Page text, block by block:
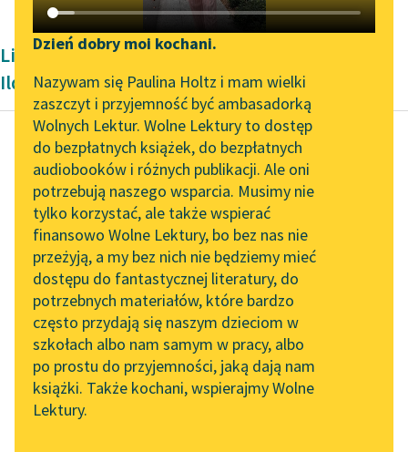
Katalog DAISY
Podkasty o książkach
Zgłoś brak utworu
Aktualności
„Prokurator Alicja Horn”
do słuchania
Byliśmy częścią AI Impact
Lab
Zapraszamy na spotkanie
online z tłumaczkami
literatury skandynawskiej
Spotkanie z Katarzyną
Tunkiel w Oslo
102. lata temu zmarł
Joseph Conrad
Narzędzia
Mapa Wolnych Lektur
Leśmianator
Przewodnik dla piszących i
czytających
API
OAI-PMH
Widget Wolnych Lektur
Przypisy
Dzień dobry moi kochani.
Nazywam się Paulina Holtz i mam wielki
zaszczyt i przyjemność być ambasadorką
Wolnych Lektur. Wolne Lektury to dostęp
do bezpłatnych książek, do bezpłatnych
audiobooków i różnych publikacji. Ale oni
potrzebują naszego wsparcia. Musimy nie
tylko korzystać, ale także wspierać
finansowo Wolne Lektury, bo bez nas nie
przeżyją, a my bez nich nie będziemy mieć
dostępu do fantastycznej literatury, do
potrzebnych materiałów, które bardzo
często przydają się naszym dzieciom w
szkołach albo nam samym w pracy, albo
po prostu do przyjemności, jaką dają nam
książki. Także kochani, wspierajmy Wolne
Lektury.
Liryka okresu współczesności Konstantego
Ildefonsa Gałczyńskiego
Konstanty Ildefons
Gałczyński
Bal u Salomona
— Bardzo się dziwię, że
pani nie widziałem
aż przez 14 księżyców.
— A co pan robił...
Czytaj więcej